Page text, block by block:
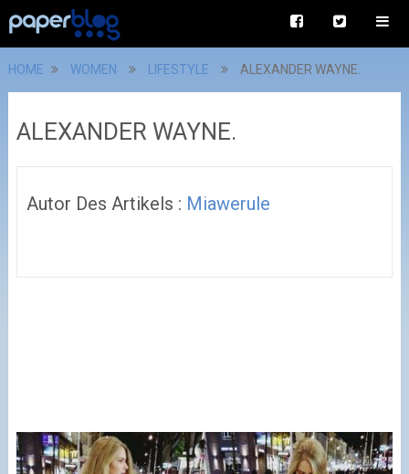
HOME WOMEN LIFESTYLE ALEXANDER WAYNE.
ALEXANDER WAYNE.
Autor Des Artikels : Miawerule